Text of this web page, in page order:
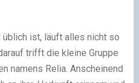
ist, läuft alles nicht so
trifft die kleine Gruppe
namens Relia. Anscheinend